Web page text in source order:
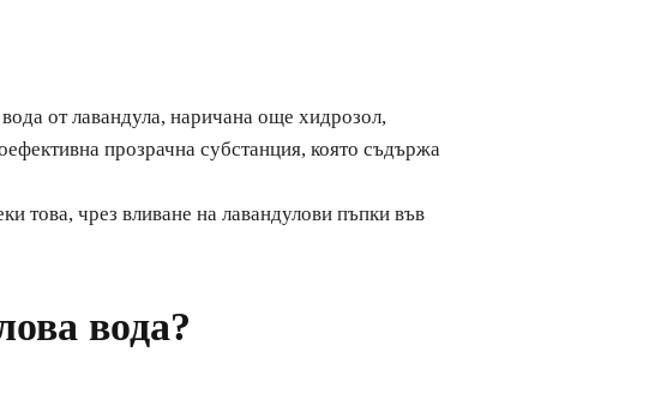
от лавандула, наричана още хидрозол,
прозрачна субстанция, която съдържа
това, чрез вливане на лавандулови пъпки във
вода?